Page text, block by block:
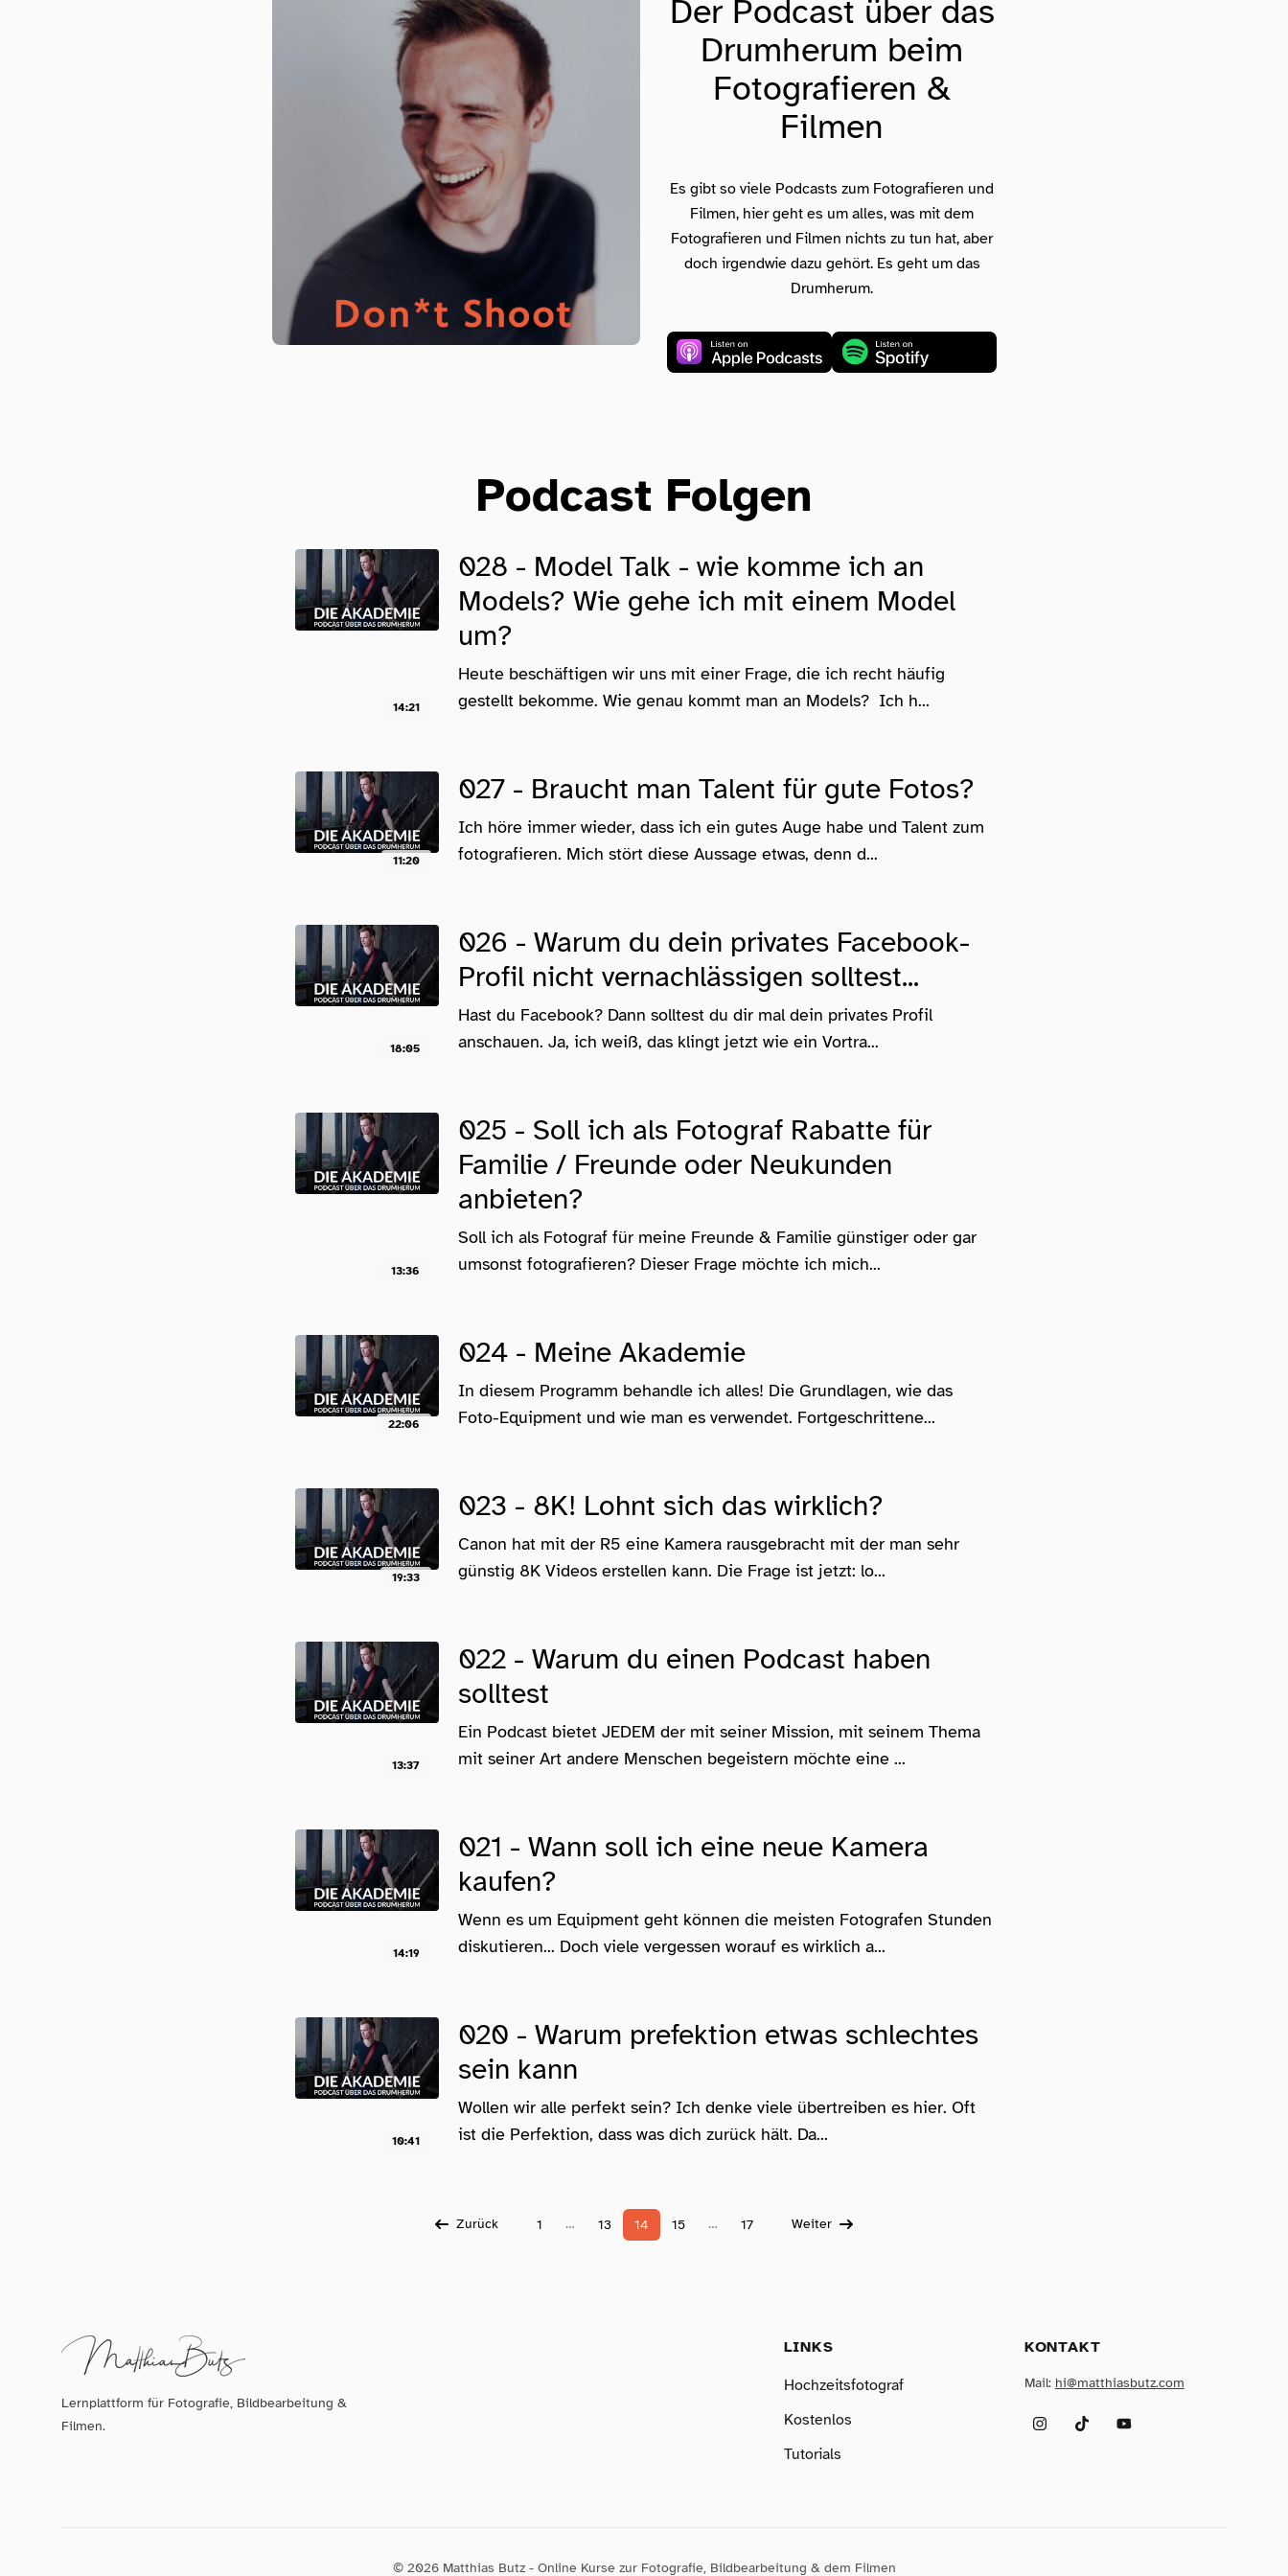
Der Podcast über das
Drumherum beim
Fotografieren &
Filmen
Es gibt so viele Podcasts zum Fotografieren und
Filmen, hier geht es um alles, was mit dem
Fotografieren und Filmen nichts zu tun hat, aber
doch irgendwie dazu gehört. Es geht um das
Drumherum.
Podcast Folgen
14:21
028 - Model Talk - wie komme ich an
Models? Wie gehe ich mit einem Model
um?
Heute beschäftigen wir uns mit einer Frage, die ich recht häufig
gestellt bekomme. Wie genau kommt man an Models? Ich h...
11:20
027 - Braucht man Talent für gute Fotos?
Ich höre immer wieder, dass ich ein gutes Auge habe und Talent zum
fotografieren. Mich stört diese Aussage etwas, denn d...
18:05
026 - Warum du dein privates Facebook-
Profil nicht vernachlässigen solltest...
Hast du Facebook? Dann solltest du dir mal dein privates Profil
anschauen. Ja, ich weiß, das klingt jetzt wie ein Vortra...
13:36
025 - Soll ich als Fotograf Rabatte für
Familie / Freunde oder Neukunden
anbieten?
Soll ich als Fotograf für meine Freunde & Familie günstiger oder gar
umsonst fotografieren? Dieser Frage möchte ich mich...
22:06
024 - Meine Akademie
In diesem Programm behandle ich alles! Die Grundlagen, wie das
Foto-Equipment und wie man es verwendet. Fortgeschrittene...
19:33
023 - 8K! Lohnt sich das wirklich?
Canon hat mit der R5 eine Kamera rausgebracht mit der man sehr
günstig 8K Videos erstellen kann. Die Frage ist jetzt: lo...
13:37
022 - Warum du einen Podcast haben
solltest
Ein Podcast bietet JEDEM der mit seiner Mission, mit seinem Thema
mit seiner Art andere Menschen begeistern möchte eine ...
14:19
021 - Wann soll ich eine neue Kamera
kaufen?
Wenn es um Equipment geht können die meisten Fotografen Stunden
diskutieren... Doch viele vergessen worauf es wirklich a...
10:41
020 - Warum prefektion etwas schlechtes
sein kann
Wollen wir alle perfekt sein? Ich denke viele übertreiben es hier. Oft
ist die Perfektion, dass was dich zurück hält. Da...
Zurück 1 … 13 14 15 … 17 Weiter
Lernplattform für Fotografie, Bildbearbeitung &
Filmen.
LINKS
Hochzeitsfotograf
Kostenlos
Tutorials
KONTAKT
Mail: hi@matthiasbutz.com
InstagramTikTokYouTube
© 2026 Matthias Butz - Online Kurse zur Fotografie, Bildbearbeitung & dem Filmen